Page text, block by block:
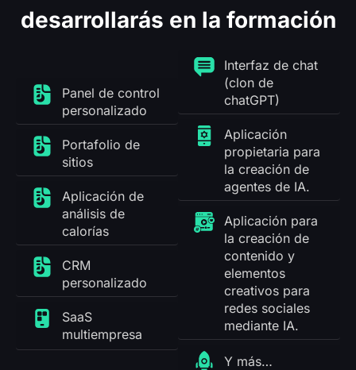
desarrollarás en la formación
Panel de control
personalizado
Portafolio de
sitios
Aplicación de
análisis de
calorías
CRM
personalizado
SaaS
multiempresa
Interfaz de chat
(clon de
chatGPT)
Aplicación
propietaria para
la creación de
agentes de IA.
Aplicación para
la creación de
contenido y
elementos
creativos para
redes sociales
mediante IA.
Y más…